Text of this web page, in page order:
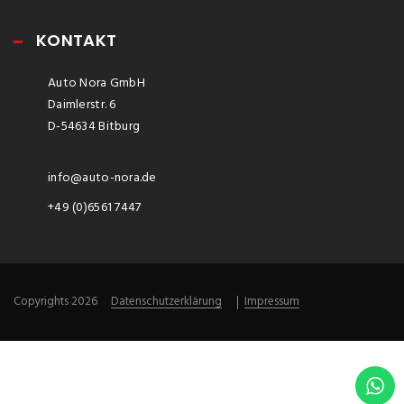
KONTAKT
Auto Nora GmbH
Daimlerstr. 6
D-54634 Bitburg
info@auto-nora.de
+49 (0)6561 7447
Copyrights 2026 Datenschutzerklärung Impressum